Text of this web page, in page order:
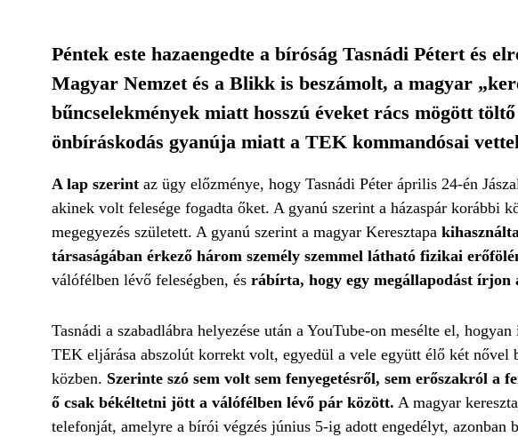
Péntek este hazaengedte a bíróság Tasnádi Pétert és
Magyar Nemzet és a Blikk is beszámolt, a magyar
bűncselekmények miatt hosszú éveket rács mögött
önbíráskodás gyanúja miatt a TEK kommandósai
A lap szerint az ügy előzménye, hogy Tasnádi Péter április 24-én
akinek volt felesége fogadta őket. A gyanú szerint a házaspár korábbi
megegyezés született. A gyanú szerint a magyar Keresztapa
társaságában érkező három személy szemmel látható fizikai
válófélben lévő feleségben, és rábírta, hogy egy megállapodást írjon
Tasnádi a szabadlábra helyezése után a YouTube-on mesélte el,
TEK eljárása abszolút korrekt volt, egyedül a vele együtt élő két nővel
közben. Szerinte szó sem volt sem fenyegetésről, sem erőszakról
ő csak békéltetni jött a válófélben lévő pár között. A magyar
telefonját, amelyre a bírói végzés június 5-ig adott engedélyt, azonban